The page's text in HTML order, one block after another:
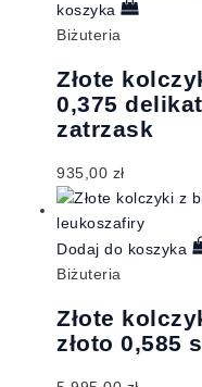
koszyka
Biżuteria
Złote
0,375
zatrzask
935,00 zł
Dodaj do koszyka
Biżuteria
Złote
złoto 0,585